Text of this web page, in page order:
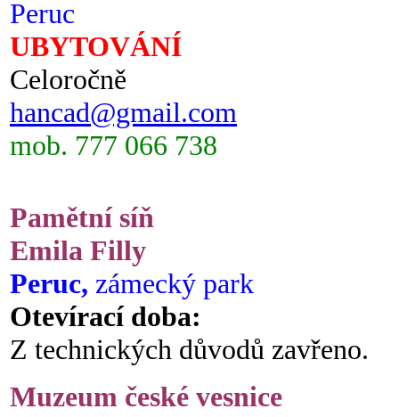
Peruc
UBYTOVÁNÍ
Celoročně
hancad@gmail.com
mob. 777 066 738
Pamětní síň
Emila Filly
Peruc, zámecký park
Otevírací doba:
Z technických důvodů zavřeno.
Muzeum české vesnice